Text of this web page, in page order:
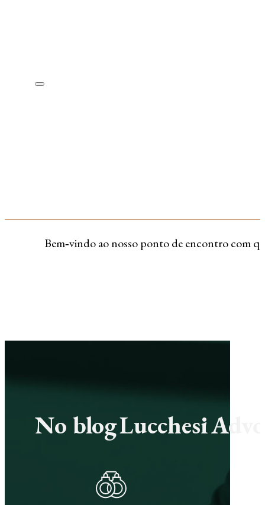
Bem‑vindo ao nosso ponto de encontro com
No blog Lucchesi